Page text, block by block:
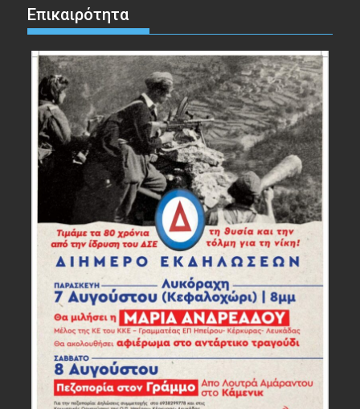
Επικαιρότητα